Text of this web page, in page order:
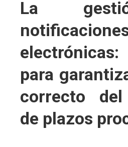
La
para
correcto
de plazos